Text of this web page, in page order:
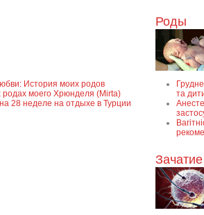
История моих родов
родах моего Хрюнделя (Mirta)
28 неделе на отдыхе в Турции
Роды
та
Зачатие